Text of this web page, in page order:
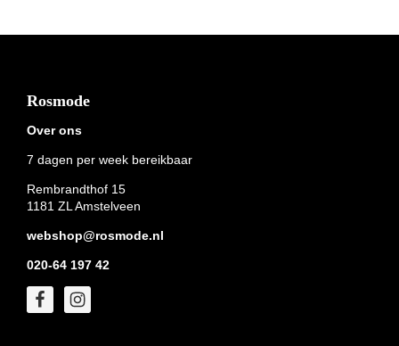
Footer
Rosmode
Over ons
7 dagen per week bereikbaar
Rembrandthof 15
1181 ZL Amstelveen
webshop@rosmode.nl
020-64 197 42